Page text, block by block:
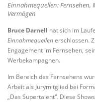
Einnahmequellen: Fernsehen,
Vermögen
Bruce Darnell hat sich im
Einnahmequellenerschlossen.
Engagement im Fernsehen,
Werbekampagnen.
Im Bereich des Fernsehens
Arbeit als Jurymitglied bei
„Das Supertalent“. Diese